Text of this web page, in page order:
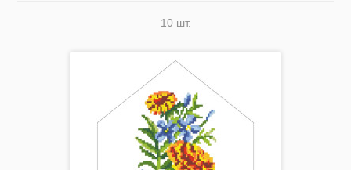
Заготовки для вишивки Бісером/Нитками
10 шт.